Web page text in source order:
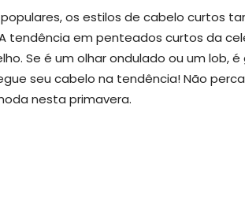
os estilos de cabelo curtos
tendência em penteados curtos da
Se é um olhar ondulado ou um lob,
seu cabelo na tendência! Não
nesta primavera.